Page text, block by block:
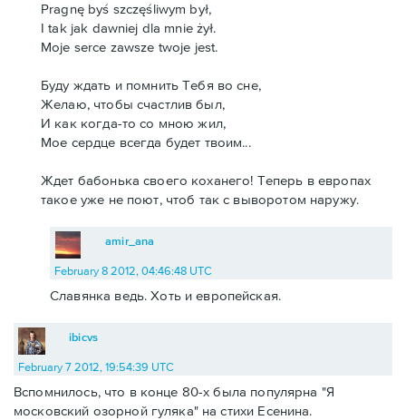
Pragnę byś szczęśliwym był,
I tak jak dawniej dla mnie żył.
Moje serce zawsze twoje jest.
Буду ждать и помнить Тебя во сне,
Желаю, чтобы счастлив был,
И как когда-то со мною жил,
Мое сердце всегда будет твоим...
Ждет бабонька своего коханего! Теперь в европах
такое уже не поют, чтоб так с выворотом наружу.
amir_ana
February 8 2012, 04:46:48 UTC
Славянка ведь. Хоть и европейская.
ibicvs
February 7 2012, 19:54:39 UTC
Вспомнилось, что в конце 80-х была популярна "Я
московский озорной гуляка" на стихи Есенина.